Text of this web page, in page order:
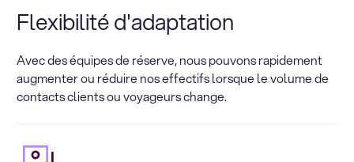
Flexibilité d'adaptation
Avec des équipes de réserve, nous pouvons rapidement
augmenter ou réduire nos effectifs lorsque le volume de
contacts clients ou voyageurs change.